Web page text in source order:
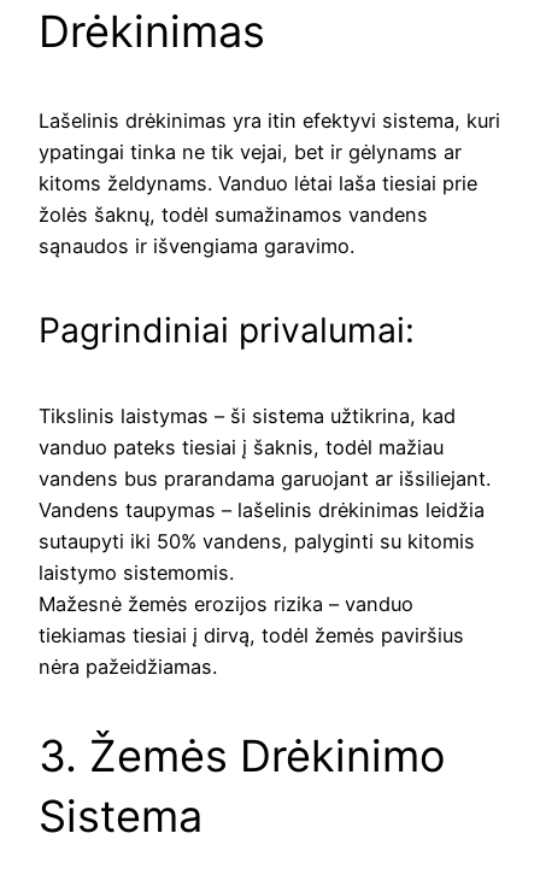
Drėkinimas
Lašelinis drėkinimas yra itin efektyvi sistema, kuri
ypatingai tinka ne tik vejai, bet ir gėlynams ar
kitoms želdynams. Vanduo lėtai laša tiesiai prie
žolės šaknų, todėl sumažinamos vandens
sąnaudos ir išvengiama garavimo.
Pagrindiniai privalumai:
Tikslinis laistymas – ši sistema užtikrina, kad
vanduo pateks tiesiai į šaknis, todėl mažiau
vandens bus prarandama garuojant ar išsiliejant.
Vandens taupymas – lašelinis drėkinimas leidžia
sutaupyti iki 50% vandens, palyginti su kitomis
laistymo sistemomis.
Mažesnė žemės erozijos rizika – vanduo
tiekiamas tiesiai į dirvą, todėl žemės paviršius
nėra pažeidžiamas.
3. Žemės Drėkinimo
Sistema